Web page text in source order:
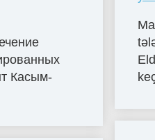
Касым-